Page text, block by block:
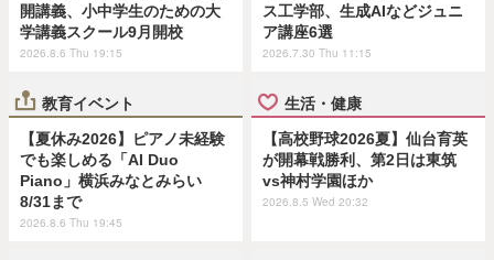
開講義、小中学生のための大
学講義スクール9月開校
2026.8.6 Thu 19:15
ス工学部、生成AIなどジュニ
ア講座6選
2026.7.30 Thu 11:15
教育イベント
【夏休み2026】ピアノ未経験
でも楽しめる「AI Duo
Piano」横浜みなとみらい
8/31まで
2026.8.6 Thu 19:45
生活・健康
【高校野球2026夏】仙台育英
が開幕戦勝利、第2日は東筑
vs神村学園ほか
2026.8.5 Wed 20:32